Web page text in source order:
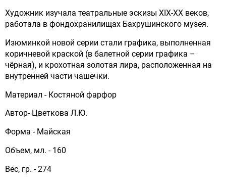
Художник изучала театральные эскизы XIX-XX веков,
работала в фондохранилищах Бахрушинского музея.
Изюминкой новой серии стали графика, выполненная
коричневой краской (в балетной серии графика –
чёрная), и крохотная золотая лира, расположенная на
внутренней части чашечки.
Материал - Костяной фарфор
Автор- Цветкова Л.Ю.
Форма - Майская
Объем, мл. - 160
Вес, гр. - 274